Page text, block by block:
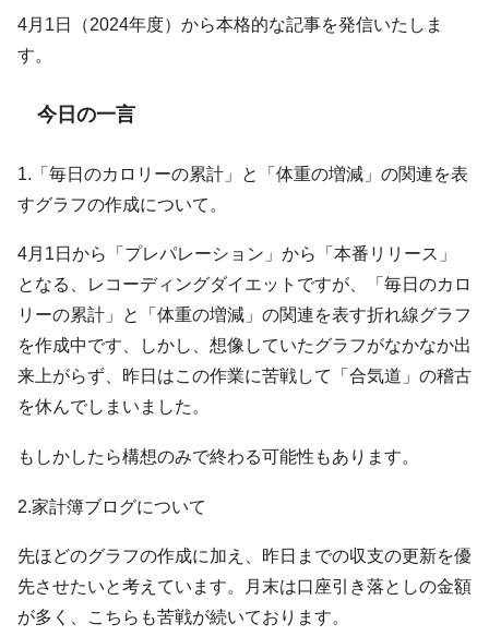
4月1日（2024年度）から本格的な記事を発信いたしま
す。
今日の一言
1.「毎日のカロリーの累計」と「体重の増減」の関連を表
すグラフの作成について。
4月1日から「プレパレーション」から「本番リリース」
となる、レコーディングダイエットですが、「毎日のカロ
リーの累計」と「体重の増減」の関連を表す折れ線グラフ
を作成中です、しかし、想像していたグラフがなかなか出
来上がらず、昨日はこの作業に苦戦して「合気道」の稽古
を休んでしまいました。
もしかしたら構想のみで終わる可能性もあります。
2.家計簿ブログについて
先ほどのグラフの作成に加え、昨日までの収支の更新を優
先させたいと考えています。月末は口座引き落としの金額
が多く、こちらも苦戦が続いております。